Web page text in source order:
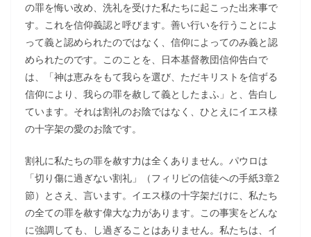
の罪を悔い改め、洗礼を受けた私たちに起こった出来事で
す。これを信仰義認と呼びます。善い行いを行うことによ
って義と認められたのではなく、信仰によってのみ義と認
められたのです。このことを、日本基督教団信仰告白で
は、「神は恵みをもて我らを選び、ただキリストを信ずる
信仰により、我らの罪を赦して義としたまふ」と、告白し
ています。それは割礼のお陰ではなく、ひとえにイエス様
の十字架の愛のお陰です。
割礼に私たちの罪を赦す力は全くありません。パウロは
「切り傷に過ぎない割礼」（フィリピの信徒への手紙3章2
節）とさえ、言います。イエス様の十字架だけに、私たち
の全ての罪を赦す偉大な力があります。この事実をどんな
に強調しても、し過ぎることはありません。私たちは、イ